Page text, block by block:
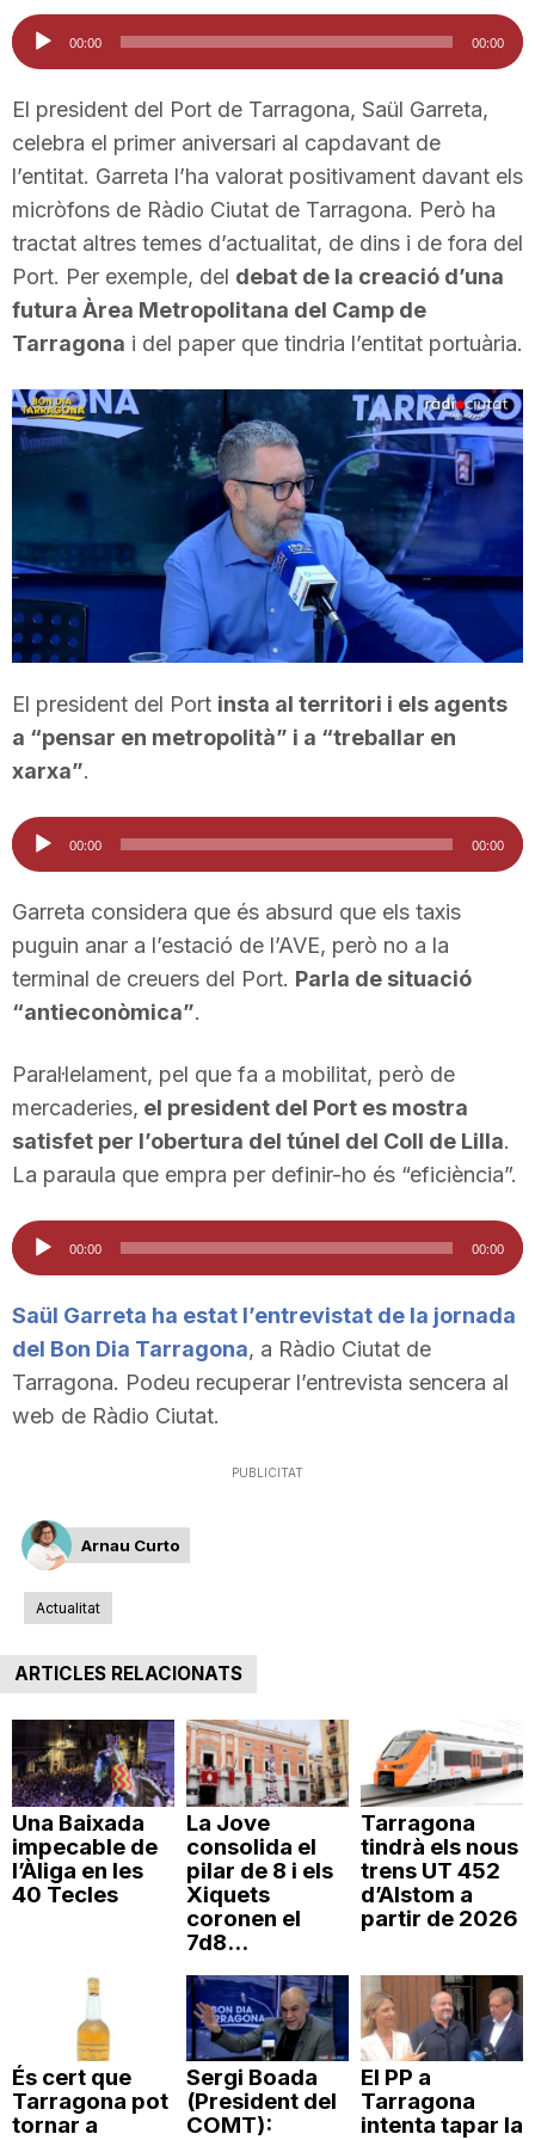
u
t
a
d
T
a
r
g
o
a
Reproductor
d'àudio
00:00 00:00
El president del Port de Tarragona, Saül Garreta,
celebra el primer aniversari al capdavant de
l’entitat. Garreta l’ha valorat positivament davant els
micròfons de Ràdio Ciutat de Tarragona. Però ha
tractat altres temes d’actualitat, de dins i de fora del
Port. Per exemple, del debat de la creació d’una
futura Àrea Metropolitana del Camp de
Tarragona i del paper que tindria l’entitat portuària.
El president del Port insta al territori i els agents
a “pensar en metropolità” i a “treballar en
xarxa”.
Reproductor
d'àudio
00:00 00:00
Garreta considera que és absurd que els taxis
puguin anar a l’estació de l’AVE, però no a la
terminal de creuers del Port. Parla de situació
“antieconòmica”.
Paral·lelament, pel que fa a mobilitat, però de
mercaderies, el president del Port es mostra
satisfet per l’obertura del túnel del Coll de Lilla.
La paraula que empra per definir-ho és “eficiència”.
Reproductor
d'àudio
00:00 00:00
Saül Garreta ha estat l’entrevistat de la jornada
del Bon Dia Tarragona, a Ràdio Ciutat de
Tarragona. Podeu recuperar l’entrevista sencera al
web de Ràdio Ciutat.
PUBLICITAT
Arnau Curto
Actualitat
ARTICLES RELACIONATS
Una Baixada
impecable de
l’Àliga en les
40 Tecles
La Jove
consolida el
pilar de 8 i els
Xiquets
coronen el
7d8...
Tarragona
tindrà els nous
trens UT 452
d’Alstom a
partir de 2026
És cert que
Tarragona pot
tornar a
Sergi Boada
(President del
COMT):
El PP a
Tarragona
intenta tapar la